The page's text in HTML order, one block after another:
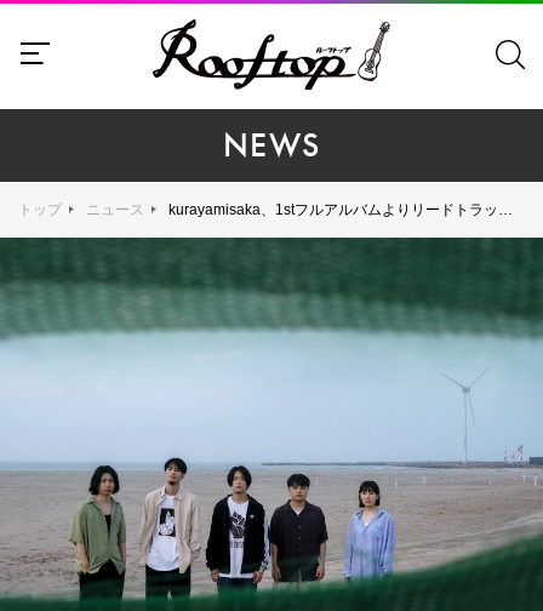
NEWS
トップ ニュース kurayamisaka、1stフルアルバムよりリードトラック「metro」のMVを9月15日（月・祝）20:00にプレミア公開。オフィシャルチャンネルにてティザー映像を先行アップ